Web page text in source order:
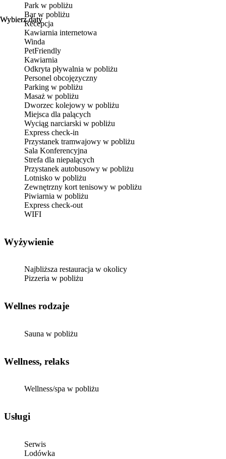
Wybierz daty
Wybierz daty
Park w pobliżu
Bar w pobliżu
Recepcja
Kawiarnia internetowa
Winda
PetFriendly
Kawiarnia
Odkryta pływalnia w pobliżu
Personel obcojęzyczny
Parking w pobliżu
Masaż w pobliżu
Dworzec kolejowy w pobliżu
Miejsca dla palących
Wyciąg narciarski w pobliżu
Express check-in
Przystanek tramwajowy w pobliżu
Sala Konferencyjna
Strefa dla niepalących
Przystanek autobusowy w pobliżu
Lotnisko w pobliżu
Zewnętrzny kort tenisowy w pobliżu
Piwiarnia w pobliżu
Express check-out
WIFI
Wyżywienie
Najbliższa restauracja w okolicy
Pizzeria w pobliżu
Wellnes rodzaje
Sauna w pobliżu
Wellness, relaks
Wellness/spa w pobliżu
Usługi
Serwis
Lodówka